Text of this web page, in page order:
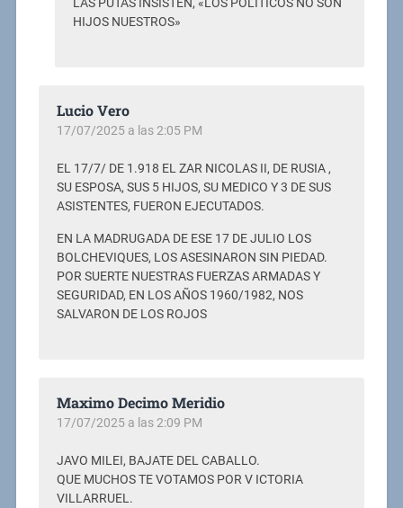
LAS PUTAS INSISTEN, «LOS POLÍTICOS NO SON
HIJOS NUESTROS»
Lucio Vero
17/07/2025 a las 2:05 PM
EL 17/7/ DE 1.918 EL ZAR NICOLAS II, DE RUSIA ,
SU ESPOSA, SUS 5 HIJOS, SU MEDICO Y 3 DE SUS
ASISTENTES, FUERON EJECUTADOS.
EN LA MADRUGADA DE ESE 17 DE JULIO LOS
BOLCHEVIQUES, LOS ASESINARON SIN PIEDAD.
POR SUERTE NUESTRAS FUERZAS ARMADAS Y
SEGURIDAD, EN LOS AÑOS 1960/1982, NOS
SALVARON DE LOS ROJOS
Maximo Decimo Meridio
17/07/2025 a las 2:09 PM
JAVO MILEI, BAJATE DEL CABALLO.
QUE MUCHOS TE VOTAMOS POR V ICTORIA
VILLARRUEL.